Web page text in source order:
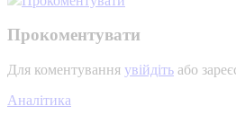
Прокоментувати
Для коментування увійдіть або
Аналітика